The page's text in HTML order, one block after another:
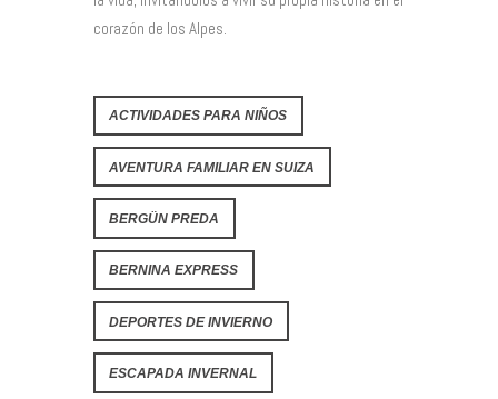
corazón de los Alpes.
ACTIVIDADES PARA NIÑOS
AVENTURA FAMILIAR EN SUIZA
BERGÜN PREDA
BERNINA EXPRESS
DEPORTES DE INVIERNO
ESCAPADA INVERNAL